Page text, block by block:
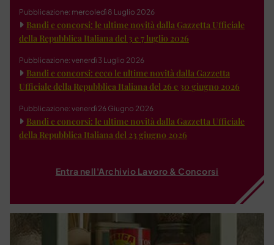
Pubblicazione: mercoledì 8 Luglio 2026
Bandi e concorsi: le ultime novità dalla Gazzetta Ufficiale
della Repubblica Italiana del 3 e 7 luglio 2026
Pubblicazione: venerdì 3 Luglio 2026
Bandi e concorsi: ecco le ultime novità dalla Gazzetta
Ufficiale della Repubblica Italiana del 26 e 30 giugno 2026
Pubblicazione: venerdì 26 Giugno 2026
Bandi e concorsi: le ultime novità dalla Gazzetta Ufficiale
della Repubblica Italiana del 23 giugno 2026
Entra nell'Archivio Lavoro & Concorsi